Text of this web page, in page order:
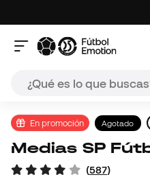
En promoción Agotado
Medias SP
(587)